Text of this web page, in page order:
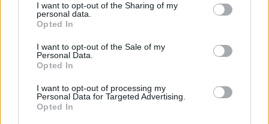
not limited to your visit or usage behaviour. You may click to
grant or deny consent to Google and its third-party tags to
use your data for below specified purposes in below Google
consent section.
I want to opt-out of the Sharing of my
personal data.
Opted In
I want to opt-out of the Sale of my
Personal Data.
Opted In
I want to opt-out of processing my
Personal Data for Targeted Advertising.
Opted In
Kálomistától az RTL-ig: hűtlen
kezelés gyanúja az MTVA-nál
D. Kovács Ildikó•2014. április 02.
pénzmosás miatt fog vádemelési javaslatot
előterjeszteni a Nemzeti Adó- és Vámhivatal a